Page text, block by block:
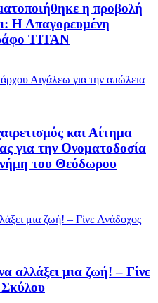
η προβολή
Η Απαγορευμένη
ΤΙΤΑΝ
και Αίτημα
για την Ονοματοδοσία
του Θεόδωρου
αλλάξει μια ζωή! – Γίνε
Σκύλου